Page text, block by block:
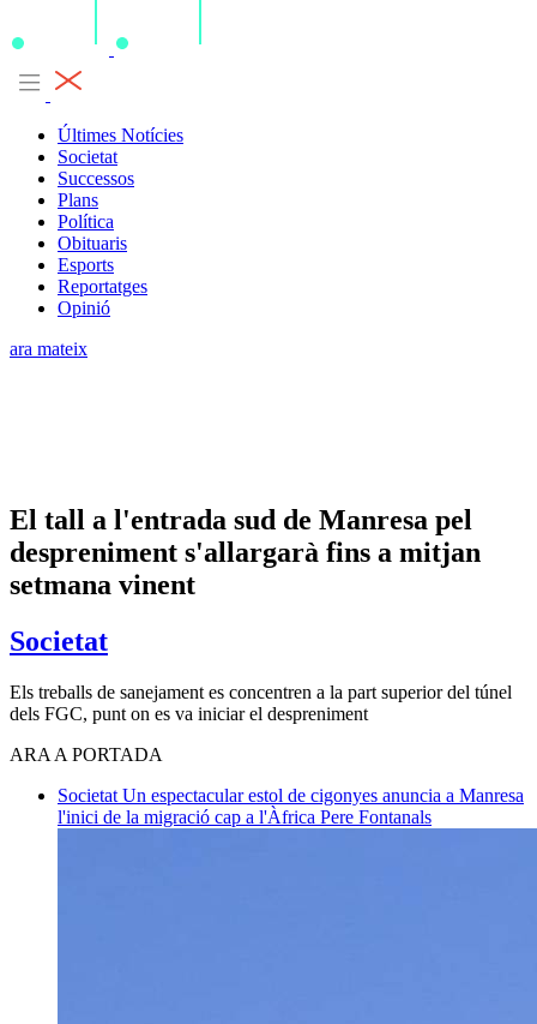
Últimes Notícies
Societat
Successos
Plans
Política
Obituaris
Esports
Reportatges
Opinió
ara mateix
El tall a l'entrada sud de Manresa pel
despreniment s'allargarà fins a mitjan
setmana vinent
Societat
Els treballs de sanejament es concentren a la part superior del túnel
dels FGC, punt on es va iniciar el despreniment
ARA A PORTADA
Societat Un espectacular estol de cigonyes anuncia a Manresa
l'inici de la migració cap a l'Àfrica Pere Fontanals